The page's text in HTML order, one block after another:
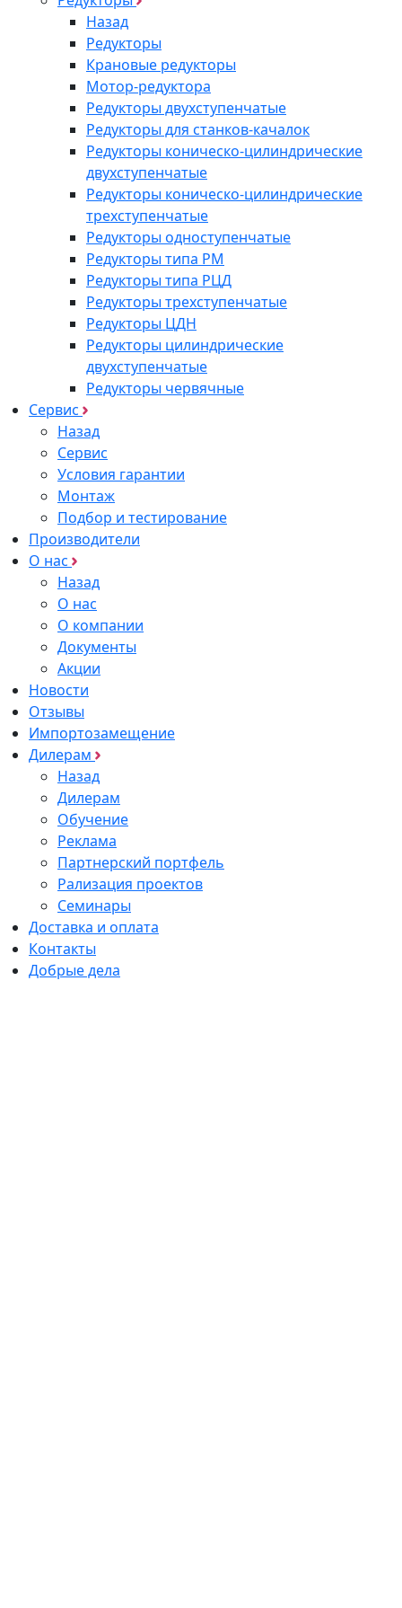
Назад
Редукторы
Крановые редукторы
Мотор-редуктора
Редукторы двухступенчатые
Редукторы для станков-качалок
Редукторы коническо-цилиндрические
двухступенчатые
Редукторы коническо-цилиндрические
трехступенчатые
Редукторы одноступенчатые
Редукторы типа РМ
Редукторы типа РЦД
Редукторы трехступенчатые
Редукторы ЦДН
Редукторы цилиндрические
двухступенчатые
Редукторы червячные
Сервис
Назад
Сервис
Условия гарантии
Монтаж
Подбор и тестирование
Производители
О нас
Назад
О нас
О компании
Документы
Акции
Новости
Отзывы
Импортозамещение
Дилерам
Назад
Дилерам
Обучение
Реклама
Партнерский портфель
Рализация проектов
Семинары
Доставка и оплата
Контакты
Добрые дела